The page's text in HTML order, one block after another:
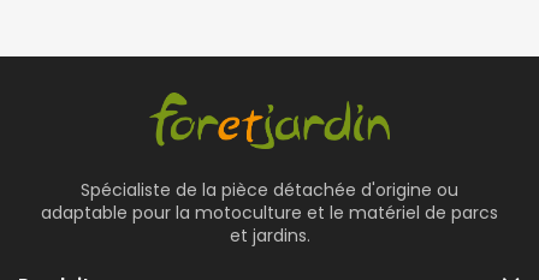
Spécialiste de la pièce détachée d'origine ou
adaptable pour la motoculture et le matériel de parcs
et jardins.